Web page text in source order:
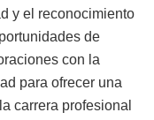
y el reconocimiento
de
con la
para ofrecer una
carrera profesional